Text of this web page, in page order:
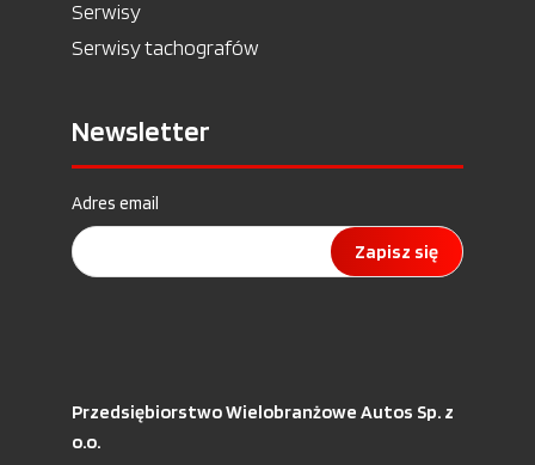
Serwisy
Serwisy tachografów
Newsletter
Adres email
Zapisz się
Przedsiębiorstwo Wielobranżowe Autos Sp. z
o.o.